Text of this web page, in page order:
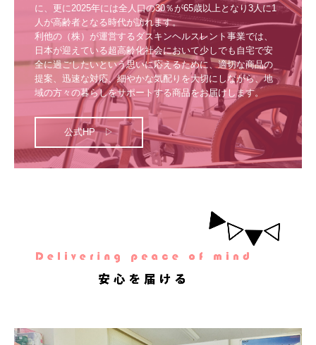
に、更に2025年には全人口の30％が65歳以上となり3人に1
人が高齢者となる時代が訪れます。
利他の（株）が運営するダスキンヘルスレント事業では、
日本が迎えている超高齢化社会において少しでも自宅で安
全に過ごしたいという思いに応えるために、適切な商品の
提案、迅速な対応、細やかな気配りを大切にしながら、地
域の方々の暮らしをサポートする商品をお届けします。
公式HP ▷